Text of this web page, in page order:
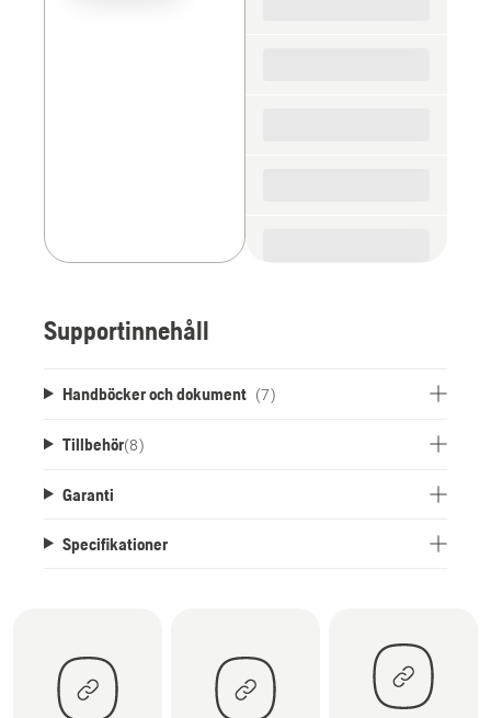
Supportinnehåll
Handböcker och dokument (7)
Tillbehör(8)
Garanti
Specifikationer